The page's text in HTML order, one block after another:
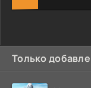
Только